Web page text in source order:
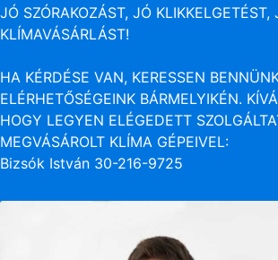
JÓ SZÓRAKOZÁST, JÓ KLIKKELGETÉST,
KLÍMAVÁSÁRLÁST!
HA KÉRDÉSE VAN, KERESSEN
ELÉRHETŐSÉGEINK BÁRMELYIKÉN.
HOGY LEGYEN ELÉGEDETT
MEGVÁSÁROLT KLÍMA GÉPEIVEL:
Bizsók István 30-216-9725